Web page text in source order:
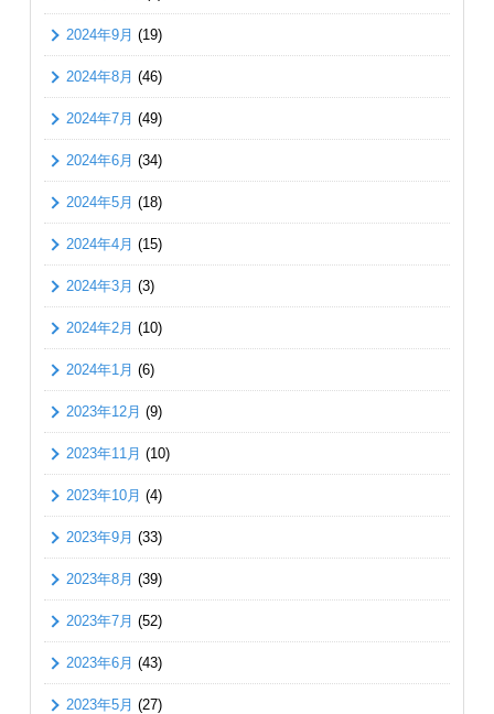
2024年9月 (19)
2024年8月 (46)
2024年7月 (49)
2024年6月 (34)
2024年5月 (18)
2024年4月 (15)
2024年3月 (3)
2024年2月 (10)
2024年1月 (6)
2023年12月 (9)
2023年11月 (10)
2023年10月 (4)
2023年9月 (33)
2023年8月 (39)
2023年7月 (52)
2023年6月 (43)
2023年5月 (27)